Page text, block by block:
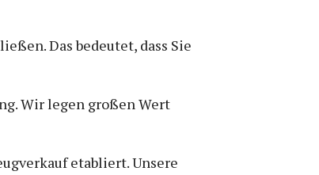
Das bedeutet, dass Sie
Wir legen großen Wert
etabliert. Unsere